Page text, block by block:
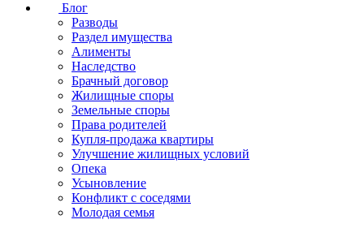
Блог
Разводы
Раздел имущества
Алименты
Наследство
Брачный договор
Жилищные споры
Земельные споры
Права родителей
Купля-продажа квартиры
Улучшение жилищных условий
Опека
Усыновление
Конфликт с соседями
Молодая семья